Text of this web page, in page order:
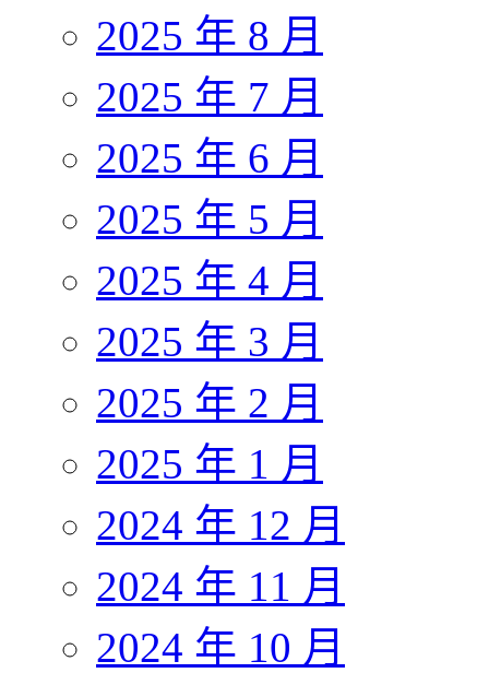
2025 年 8 月
2025 年 7 月
2025 年 6 月
2025 年 5 月
2025 年 4 月
2025 年 3 月
2025 年 2 月
2025 年 1 月
2024 年 12 月
2024 年 11 月
2024 年 10 月